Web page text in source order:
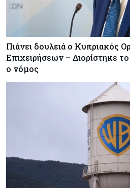
Πιάνει δουλειά ο Κυπριακός
Επιχειρήσεων – Διορίστηκε
ο νόμος